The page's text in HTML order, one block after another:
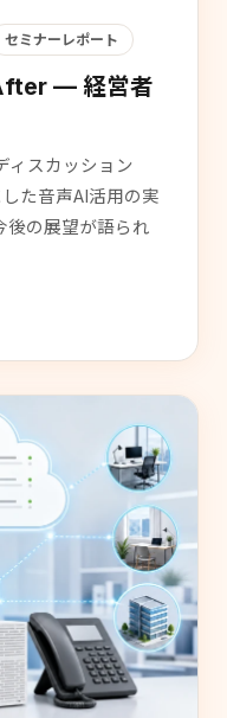
セミナーレポート
— 経営者
ィスカッション
た音声AI活用の実
後の展望が語られ